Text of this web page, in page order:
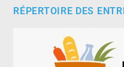
RÉPERTOIRE DES